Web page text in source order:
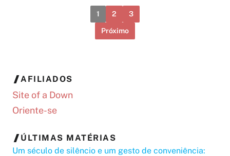
1 2 3
Próximo
AFILIADOS
Site of a Down
Oriente-se
ÚLTIMAS MATÉRIAS
Um século de silêncio e um gesto de conveniência: